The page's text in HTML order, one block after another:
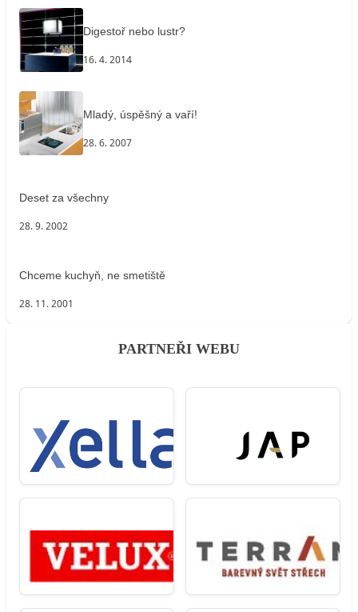
Digestoř nebo lustr?
16. 4. 2014
Mladý, úspěšný a vaří!
28. 6. 2007
Deset za všechny
28. 9. 2002
Chceme kuchyň, ne smetiště
28. 11. 2001
PARTNEŘI WEBU